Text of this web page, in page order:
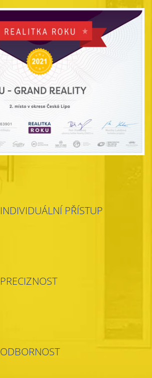
INDIVIDUÁLNÍ PŘÍSTUP
PRECIZNOST
ODBORNOST